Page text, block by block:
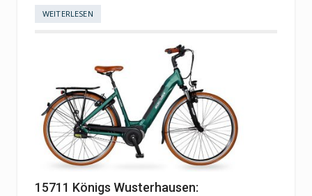
WEITERLESEN
15711 Königs Wusterhausen: